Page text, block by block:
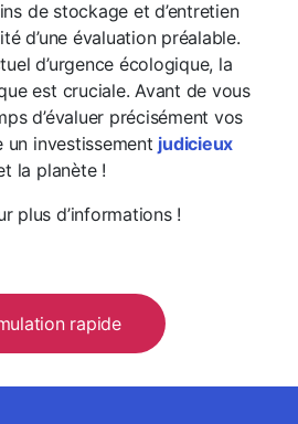
de stockage et d’entretien
d’une évaluation préalable.
d’urgence écologique, la
est cruciale. Avant de vous
d’évaluer précisément vos
un investissement judicieux
la planète !
plus d’informations !
rapide